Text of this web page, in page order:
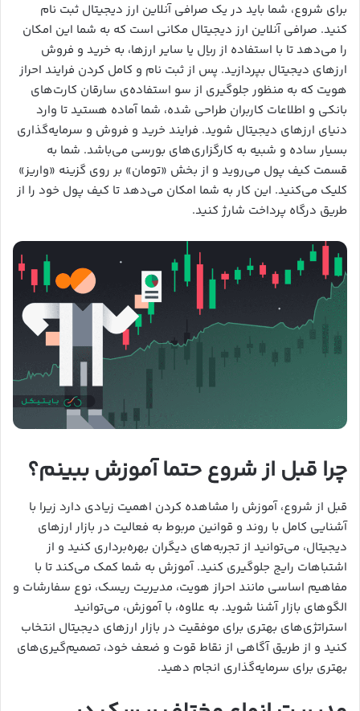
برای شروع، شما باید در یک صرافی آنلاین ارز دیجیتال ثبت نام
کنید. صرافی آنلاین ارز دیجیتال مکانی است که به شما این امکان
را می‌دهد تا با استفاده از ریال یا سایر ارزها، به خرید و فروش
ارزهای دیجیتال بپردازید. پس از ثبت نام و کامل کردن فرایند احراز
هویت که به منظور جلوگیری از سو استفاده‌ی سارقان کارت‌های
بانکی و اطلاعات کاربران طراحی شده، شما آماده هستید تا وارد
دنیای ارزهای دیجیتال شوید. فرایند خرید و فروش و سرمایه‌گذاری
بسیار ساده و شبیه به کارگزاری‌های بورسی می‌باشد. شما به
قسمت کیف پول می‌روید و از بخش «تومان» بر روی گزینه «واریز»
کلیک می‌کنید. این کار به شما امکان می‌دهد تا کیف پول خود را از
طریق درگاه پرداخت شارژ کنید.
چرا قبل از شروع حتما آموزش ببینم؟
قبل از شروع، آموزش را مشاهده کردن اهمیت زیادی دارد زیرا با
آشنایی کامل با روند و قوانین مربوط به فعالیت در بازار ارزهای
دیجیتال، می‌توانید از تجربه‌های دیگران بهره‌برداری کنید و از
اشتباهات رایج جلوگیری کنید. آموزش به شما کمک می‌کند تا با
مفاهیم اساسی مانند احراز هویت، مدیریت ریسک، نوع سفارشات و
الگوهای بازار آشنا شوید. به علاوه، با آموزش، می‌توانید
استراتژی‌های بهتری برای موفقیت در بازار ارزهای دیجیتال انتخاب
کنید و از طریق آگاهی از نقاط قوت و ضعف خود، تصمیم‌گیری‌های
بهتری برای سرمایه‌گذاری انجام دهید.